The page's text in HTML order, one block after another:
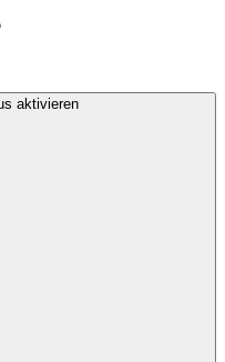
aktivieren